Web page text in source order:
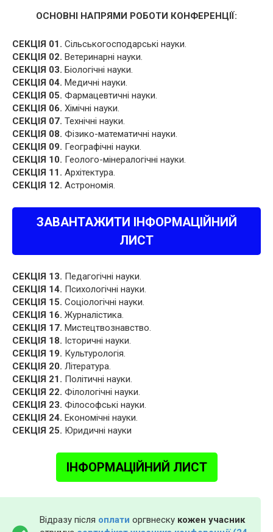
ОСНОВНІ НАПРЯМИ РОБОТИ КОНФЕРЕНЦІЇ:
СЕКЦІЯ 01. Сільськогосподарські науки.
СЕКЦІЯ 02. Ветеринарні науки.
СЕКЦІЯ 03. Біологічні науки.
СЕКЦІЯ 04. Медичні науки.
СЕКЦІЯ 05. Фармацевтичні науки.
СЕКЦІЯ 06. Хімічні науки.
СЕКЦІЯ 07. Технічні науки.
СЕКЦІЯ 08. Фізико-математичні науки.
СЕКЦІЯ 09. Географічні науки.
СЕКЦІЯ 10. Геолого-мінералогічні науки.
СЕКЦІЯ 11. Архітектура.
СЕКЦІЯ 12. Астрономія.
ЗАВАНТАЖИТИ ІНФОРМАЦІЙНИЙ
ЛИСТ
СЕКЦІЯ 13. Педагогічні науки.
СЕКЦІЯ 14. Психологічні науки.
СЕКЦІЯ 15. Соціологічні науки.
СЕКЦІЯ 16. Журналістика.
СЕКЦІЯ 17. Мистецтвознавство.
СЕКЦІЯ 18. Історичні науки.
СЕКЦІЯ 19. Культурологія.
СЕКЦІЯ 20. Література.
СЕКЦІЯ 21. Політичні науки.
СЕКЦІЯ 22. Філологічні науки.
СЕКЦІЯ 23. Філософські науки.
СЕКЦІЯ 24. Економічні науки.
СЕКЦІЯ 25. Юридичні науки
ІНФОРМАЦІЙНИЙ ЛИСТ
Відразу після оплати оргвнеску кожен учасник